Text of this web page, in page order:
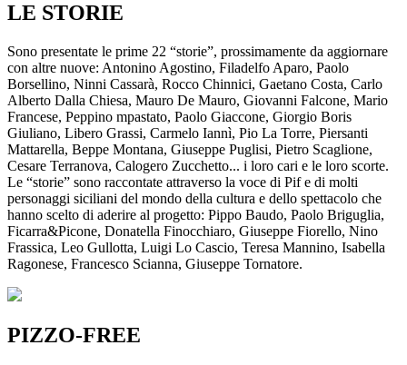
LE STORIE
Sono presentate le prime 22 “storie”, prossimamente da aggiornare
con altre nuove: Antonino Agostino, Filadelfo Aparo, Paolo
Borsellino, Ninni Cassarà, Rocco Chinnici, Gaetano Costa, Carlo
Alberto Dalla Chiesa, Mauro De Mauro, Giovanni Falcone, Mario
Francese, Peppino mpastato, Paolo Giaccone, Giorgio Boris
Giuliano, Libero Grassi, Carmelo Iannì, Pio La Torre, Piersanti
Mattarella, Beppe Montana, Giuseppe Puglisi, Pietro Scaglione,
Cesare Terranova, Calogero Zucchetto... i loro cari e le loro scorte.
Le “storie” sono raccontate attraverso la voce di Pif e di molti
personaggi siciliani del mondo della cultura e dello spettacolo che
hanno scelto di aderire al progetto: Pippo Baudo, Paolo Briguglia,
Ficarra&Picone, Donatella Finocchiaro, Giuseppe Fiorello, Nino
Frassica, Leo Gullotta, Luigi Lo Cascio, Teresa Mannino, Isabella
Ragonese, Francesco Scianna, Giuseppe Tornatore.
PIZZO-FREE